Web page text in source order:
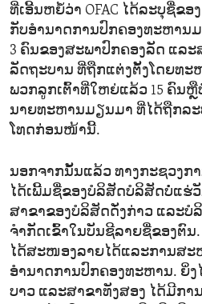
ທີ່ເອີ້ນຫຍໍ້ວ່າ OFAC ໄດ້ລະບຸຊື່ຂ
ກັບອໍານາດການປົກຄອງທະຫານ
3 ຄົນຂອງສະພາປົກຄອງລັດ ແລ
ລັດຖະບານ ທີ່ຖືກແຕ່ງຕັ້ງໂດຍທະ
ພວກລູກເຕົ້າທີ່ໃຫຍ່ແລ້ວ 15 ຄົນ
ນາຍທະຫານມຽນມາ ທີ່ໄດ້ຖືກລະ
ໂທດກ່ອນໜ້ານີ້.
ນອກຈາກນັ້ນແລ້ວ ທາງກະຊວງກ
ໄດ້ເພີ້ມຊື່ຂອງບໍລິສັດບໍລິສັດບໍ່ແຮ່
ສາຂາຂອງບໍລິສັດດັ່ງກ່າວ ແລະບໍ
ຈຳກັດເຂົ້າໃນບັນຊີລາຍຊື່ຂອງຕົນ
ໄດ້ສະໜອງລາຍໄດ້ແລະການສ
ອຳນາດການປົກຄອງທະຫານ. ຍິ່
ບາວ ແລະສາຂາທັງສອງ ໄດ້ມີກາ